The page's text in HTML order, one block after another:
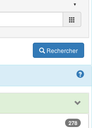
Rechercher
278